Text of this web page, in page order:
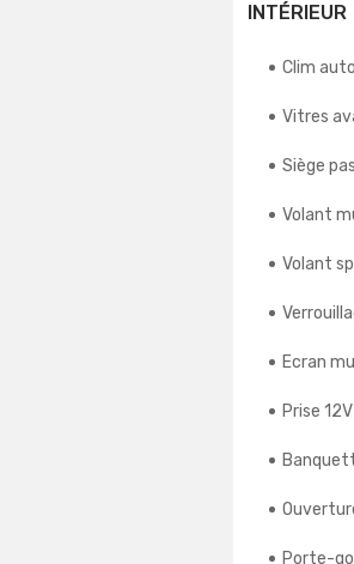
INTÉRIEUR
Clim
Vitres
Siège
Volant
Volant
Ecran
Prise 12V
Porte-